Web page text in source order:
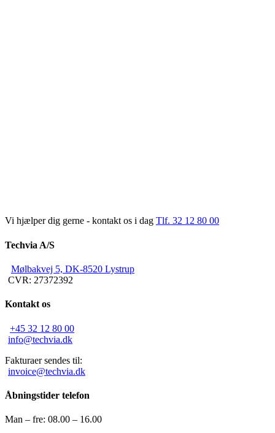
Vi hjælper dig gerne - kontakt os i dag Tlf. 32 12 80 00
Techvia A/S
Mølbakvej 5, DK-8520 Lystrup
CVR: 27372392
Kontakt os
+45 32 12 80 00
info@techvia.dk
Fakturaer sendes til:
invoice@techvia.dk
Åbningstider telefon
Man – fre: 08.00 – 16.00